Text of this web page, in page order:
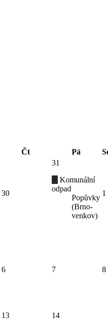
Čt Pá
30
31
Komunální
odpad
Popůvky
(Brno-
venkov)
1
6 7 8
13
14